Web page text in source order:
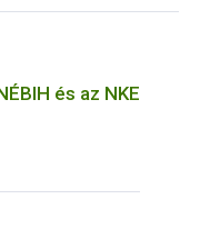
és az NKE